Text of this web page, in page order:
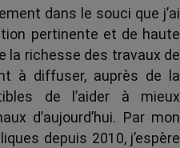
dans le souci que j’ai
pertinente et de haute
la richesse des travaux de
à diffuser, auprès de la
de l’aider à mieux
d’aujourd’hui. Par mon
depuis 2010, j’espère